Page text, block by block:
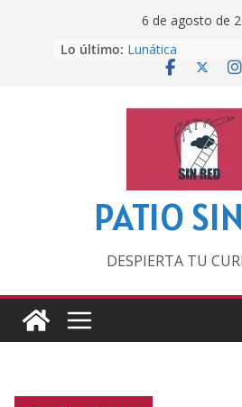
6 de agosto de
Lo último: Lunática
Pero, hasta
‘La broma infinita’
lecturas veraniegas
Otra del Mundial
PATIO
DESPIERTA TU